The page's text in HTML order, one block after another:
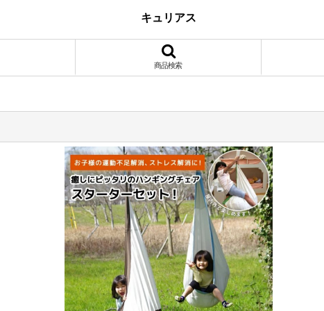
キュリアス
商品検索